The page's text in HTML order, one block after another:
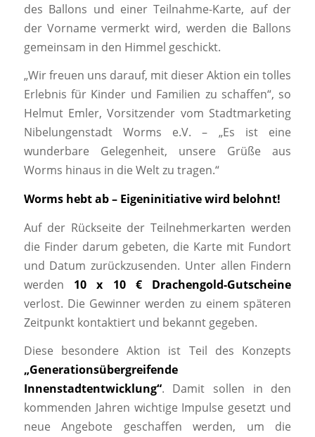
des Ballons und einer Teilnahme-Karte, auf der
der Vorname vermerkt wird, werden die Ballons
gemeinsam in den Himmel geschickt.
„Wir freuen uns darauf, mit dieser Aktion ein tolles
Erlebnis für Kinder und Familien zu schaffen“, so
Helmut Emler, Vorsitzender vom Stadtmarketing
Nibelungenstadt Worms e.V. – „Es ist eine
wunderbare Gelegenheit, unsere Grüße aus
Worms hinaus in die Welt zu tragen.“
Worms hebt ab – Eigeninitiative wird belohnt!
Auf der Rückseite der Teilnehmerkarten werden
die Finder darum gebeten, die Karte mit Fundort
und Datum zurückzusenden. Unter allen Findern
werden 10 x 10 € Drachengold-Gutscheine
verlost. Die Gewinner werden zu einem späteren
Zeitpunkt kontaktiert und bekannt gegeben.
Diese besondere Aktion ist Teil des Konzepts
„Generationsübergreifende
Innenstadtentwicklung“. Damit sollen in den
kommenden Jahren wichtige Impulse gesetzt und
neue Angebote geschaffen werden, um die